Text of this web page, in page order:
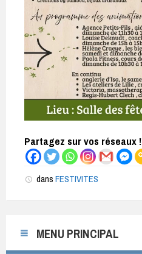
Partagez sur vos réseaux !
dans FESTIVITES
MENU PRINCIPAL